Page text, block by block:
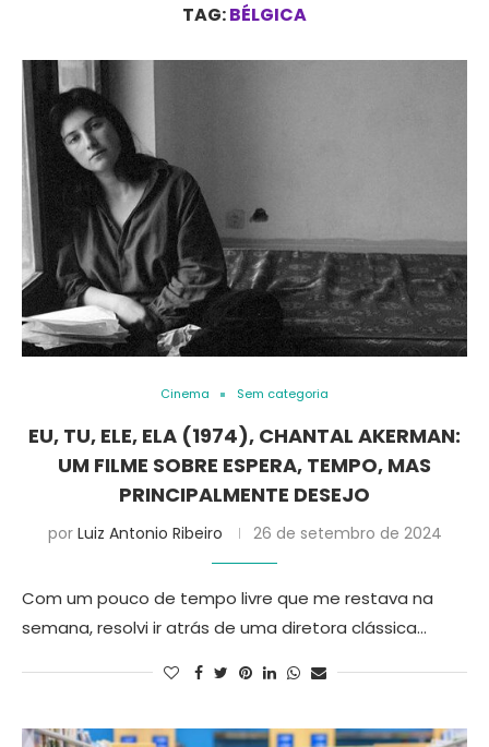
TAG:BÉLGICA
Cinema Sem categoria
EU, TU, ELE, ELA (1974), CHANTAL AKERMAN:
UM FILME SOBRE ESPERA, TEMPO, MAS
PRINCIPALMENTE DESEJO
por Luiz Antonio Ribeiro 26 de setembro de 2024
Com um pouco de tempo livre que me restava na
semana, resolvi ir atrás de uma diretora clássica…